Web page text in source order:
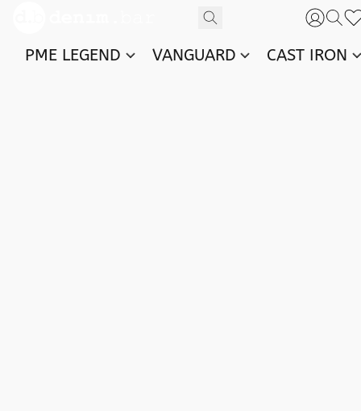
PME LEGEND VANGUARD CAST IRON